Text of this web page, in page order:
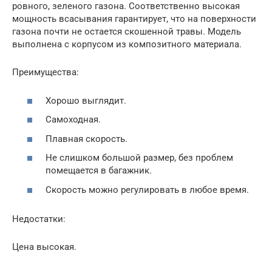
ровного, зеленого газона. Соответственно высокая
мощность всасывания гарантирует, что на поверхности
газона почти не остается скошенной травы. Модель
выполнена с корпусом из композитного материала.
Преимущества:
Хорошо выглядит.
Самоходная.
Плавная скорость.
Не слишком большой размер, без проблем
помещается в багажник.
Скорость можно регулировать в любое время.
Недостатки:
Цена высокая.